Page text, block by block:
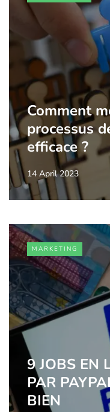
Comment
processus
efficace ?
14 April 2023
MARKETING
9 JOBS EN
PAR
BIEN